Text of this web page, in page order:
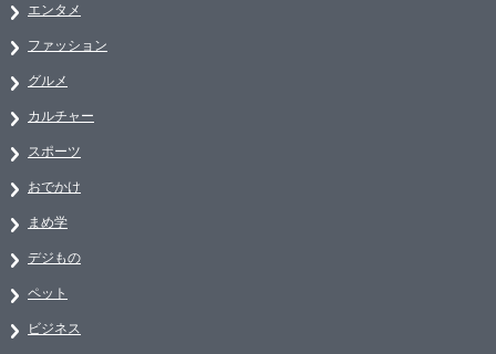
エンタメ
ファッション
グルメ
カルチャー
スポーツ
おでかけ
まめ学
デジもの
ペット
ビジネス